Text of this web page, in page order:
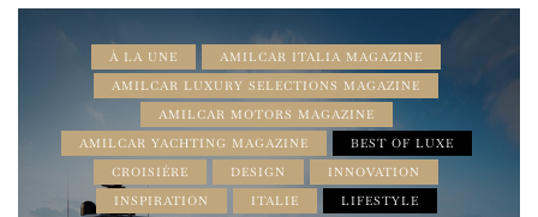
À LA UNE
AMILCAR ITALIA MAGAZINE
AMILCAR LUXURY SELECTIONS MAGAZINE
AMILCAR MOTORS MAGAZINE
AMILCAR YACHTING MAGAZINE
BEST OF LUXE
CROISIÈRE
DESIGN
INNOVATION
INSPIRATION
ITALIE
LIFESTYLE